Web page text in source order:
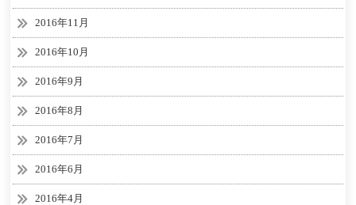
2016年11月
2016年10月
2016年9月
2016年8月
2016年7月
2016年6月
2016年4月